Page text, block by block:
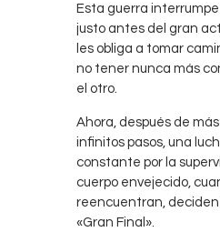
Esta guerra
justo antes del gran
les obliga a tomar
no tener nunca más
el otro.
Ahora, después de
infinitos pasos, una
constante por la
cuerpo envejecido,
reencuentran,
«Gran Final».